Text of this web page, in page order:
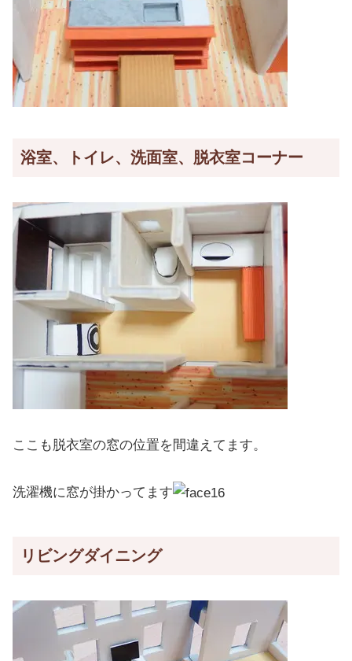
浴室、トイレ、洗面室、脱衣室コーナー
ここも脱衣室の窓の位置を間違えてます。
洗濯機に窓が掛かってます
リビングダイニング